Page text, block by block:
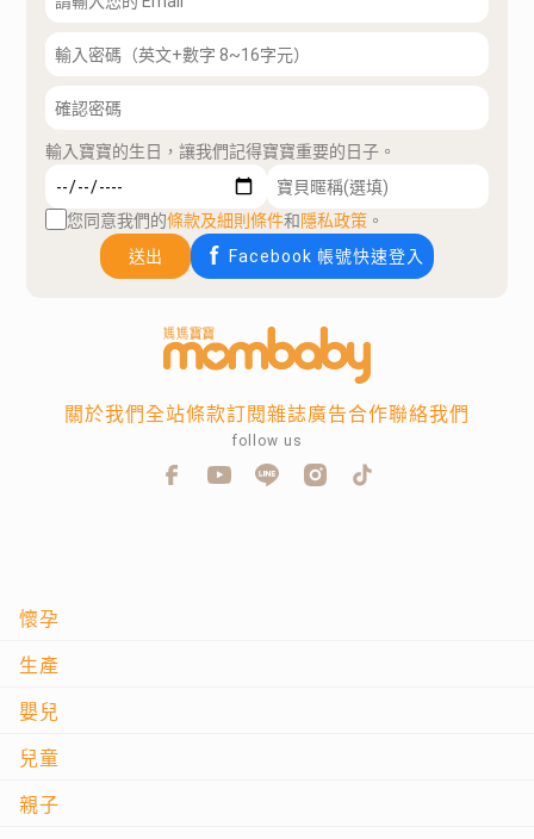
輸入寶寶的生日，讓我們記得寶寶重要的日子。
您同意我們的條款及細則條件和隱私政策 。
送出
Facebook 帳號快速登入
懷孕
生產
嬰兒
兒童
親子
關於我們全站條款訂閱雜誌廣告合作聯絡我們
follow us